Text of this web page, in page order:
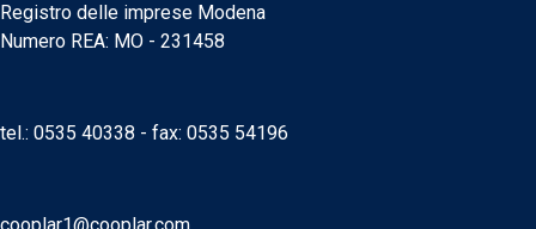
Registro delle imprese Modena
Numero REA: MO - 231458
tel.: 0535 40338 - fax: 0535 54196